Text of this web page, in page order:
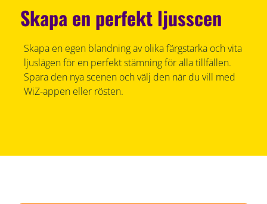
Skapa en perfekt ljusscen
Skapa en egen blandning av olika färgstarka och vita
ljuslägen för en perfekt stämning för alla tillfällen.
Spara den nya scenen och välj den när du vill med
WiZ-appen eller rösten.